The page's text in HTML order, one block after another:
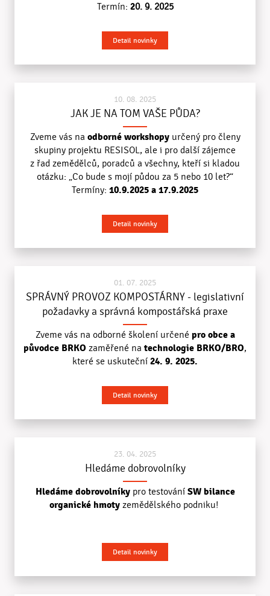
Termín: 20. 9. 2025
Detail novinky
10. 08. 2025
JAK JE NA TOM VAŠE PŮDA?
Zveme vás na odborné workshopyurčený pro členy
skupiny projektu RESISOL, ale i pro další zájemce
z řad zemědělců, poradců a všechny, kteří si kladou
otázku: „Co bude s mojí půdou za 5 nebo 10 let?“
Termíny: 10.9.2025 a 17.9.2025
Detail novinky
01. 07. 2025
SPRÁVNÝ PROVOZ KOMPOSTÁRNY - legislativní
požadavky a správná kompostářská praxe
Zveme vás na odborné školení určené pro obce a
původce BRKO zaměřené na technologie BRKO/BRO,
které se uskuteční 24. 9. 2025.
Detail novinky
23. 04. 2025
Hledáme dobrovolníky
Hledáme dobrovolníkypro testování SW bilance
organické hmoty zemědělského podniku!
Detail novinky